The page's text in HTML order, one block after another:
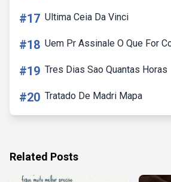
#17 Ultima Ceia Da Vinci
#18 Uem Pr Assinale O Que For
#19 Tres Dias Sao Quantas Horas
#20 Tratado De Madri Mapa
Related Posts